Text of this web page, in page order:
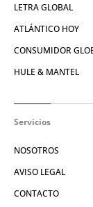
LETRA GLOBAL
ATLÁNTICO HOY
CONSUMIDOR
HULE & MANTEL
Servicios
NOSOTROS
AVISO LEGAL
CONTACTO